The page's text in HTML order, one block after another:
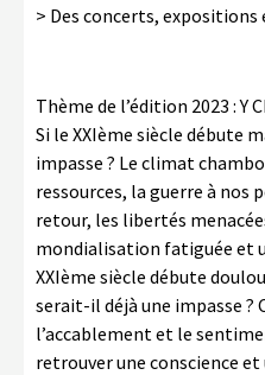
> Des concerts,
Thème de l’édition 2023 : Y
Si le XXIème siècle débute
impasse ? Le climat
ressources, la guerre à nos
retour, les libertés
mondialisation fatiguée et
XXIème siècle débute
serait-il déjà une impasse ?
l’accablement et le
retrouver une conscience